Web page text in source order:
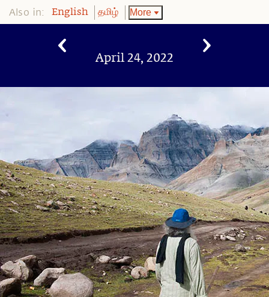
Also in: English தமிழ் More
April 24, 2022